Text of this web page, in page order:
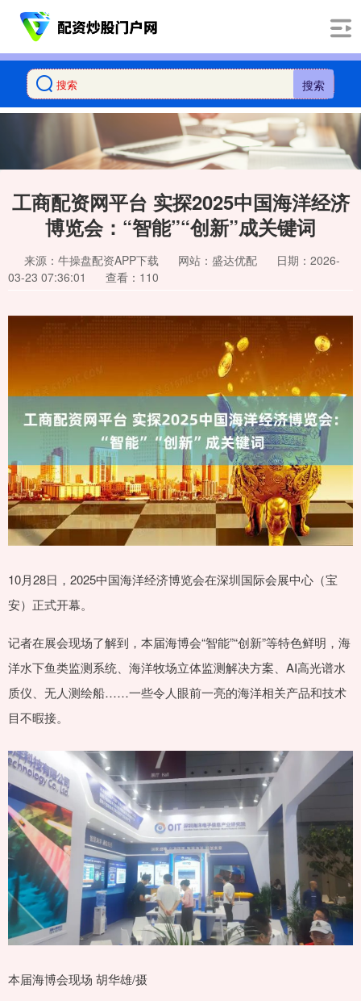
搜索
工商配资网平台 实探2025中国海洋经济
博览会：“智能”“创新”成关键词
来源：牛操盘配资APP下载 网站：盛达优配
日期：2026-
03-23 07:36:01
查看：110
10月28日，2025中国海洋经济博览会在深圳国际会展中心（宝
安）正式开幕。
记者在展会现场了解到，本届海博会“智能”“创新”等特色鲜明，海
洋水下鱼类监测系统、海洋牧场立体监测解决方案、AI高光谱水
质仪、无人测绘船……一些令人眼前一亮的海洋相关产品和技术
目不暇接。
本届海博会现场 胡华雄/摄